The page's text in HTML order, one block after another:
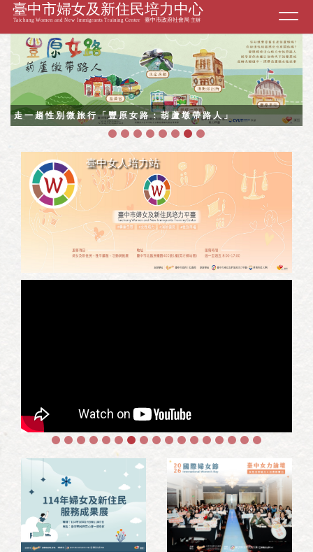
臺中婦女大小事
臺中市婦女及新住民培力平臺將於8月10日(一)-8月11日
（二）搬遷至「臺中市婦女發展基地」。
【《美力好時光》復古照片徵件｜獲獎名單公告】
【《美力好時光》復古照片徵件｜入選作品】
2026國際婦女節系列活動--她的行李與故事 線上特展
臺中女子市集
大甲女路
走一趟性別微旅行「豐原女路：葫蘆墩帶路人」
臺中婦女大小事
臺中市婦女及新住民培力平臺將於8月10日(一)-8月11日
（二）搬遷至「臺中市婦女發展基地」。
臺中女人培力站